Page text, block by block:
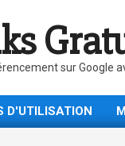
sur Google
D'UTILISATION